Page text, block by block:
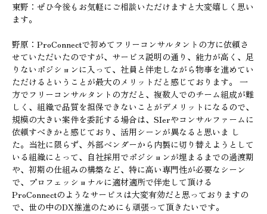
東野：ぜひ今後もお気軽にご相談いただけますと大変嬉しく思い
ます。
野原：ProConnectで初めてフリーコンサルタントの方に依頼さ
せていただいたのですが、サービス説明の通り、能力が高く、足
りないポジションに入って、社員と伴走しながら物事を進めてい
ただけるということが最大のメリットだと感じております。 一
方でフリーコンサルタントの方だと、複数人でのチーム組成が難
しく、組織で品質を担保できないことがデメリットになるので、
規模の大きい案件を委託する場合は、SIerやコンサルファームに
依頼すべきかと感じており、活用シーンが異なると思いま し
た。当社に限らず、外部ベンダーから内製に切り替えようとして
いる組織にとって、自社採用でポジションが埋まるまでの過渡期
や、初期の仕組みの構築など、特に高い専門性が必要なシーン
で、プロフェッショナルに適材適所で伴走して頂ける
ProConnectのようなサービスは大変有効だと思っておりますの
で、世の中のDX推進のためにも頑張って頂きたいです。